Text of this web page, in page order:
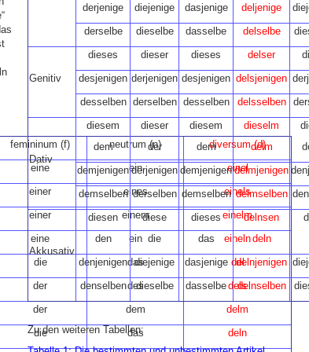
femininum (f) neutrum (n)
diversum (d)
eine ein
einel
einer eines
einels
einer einem
einelm
eine ein
eineln
die das
del
der des
dels
der dem
delm
die das
deln
derjenige
diejenige dasjenige deljenige
derselbe
dieselbe dasselbe delselbe
Genitiv
dieses dieser dieses delser
desjenigen derjenigen desjenigen delsjenigen
desselben derselben desselben delsselben
Dativ
diesem
dem
dieser
der
diesem
dem
dieselm
delm
demjenigen derjenigen demjenigen delmjenigen
demselben derselben demselben delmselben
Akkusativ
diesen
den
diese
die
dieses
das
delnsen
deln
denjenigen diejenige dasjenige delnjenigen
denselben
dieselbe dasselbe delnselben
Zu den weiteren Tabellen: